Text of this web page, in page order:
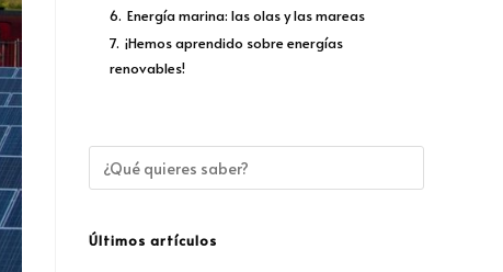
6. Energía marina: las olas y las mareas
7. ¡Hemos aprendido sobre energías
renovables!
Últimos artículos